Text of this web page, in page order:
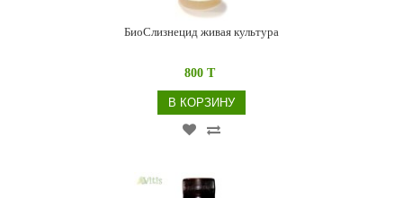
БиоСлизнецид живая культура
800 T
В КОРЗИНУ